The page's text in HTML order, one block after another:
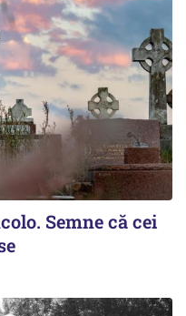
Semne că cei